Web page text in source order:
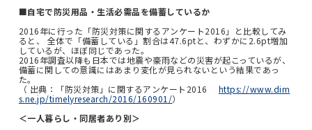
■自宅で防災用品・生活必需品を備蓄しているか
2016年に行った「防災対策に関するアンケート2016」と比較してみ
ると、 全体で「備蓄している」割合は47.6ptと、わずかに2.6pt増加
しているが、ほぼ同じであった。
2016年調査以降も日本では地震や豪雨などの災害が起こっているが、
備蓄に関しての意識にはあまり変化が見られないという結果であっ
た。
（ 出典：「防災対策」に関するアンケート2016 https://www.dim
s.ne.jp/timelyresearch/2016/160901/）
＜一人暮らし・同居者あり別＞